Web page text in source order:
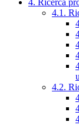
4. Ricerca
4.1.
4.2.